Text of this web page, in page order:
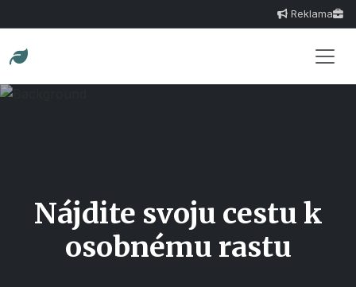
Reklama
Nájdite svoju cestu k
osobnému rastu